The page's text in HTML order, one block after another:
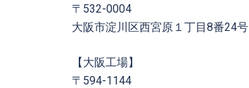
〒532-0004
大阪市淀川区西宮原１丁目8番24号
【大阪工場】
〒594-1144